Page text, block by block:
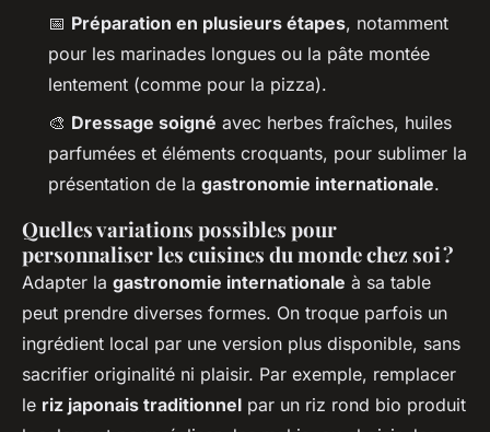
📅 Préparation en plusieurs étapes, notamment
pour les marinades longues ou la pâte montée
lentement (comme pour la pizza).
🎨 Dressage soigné avec herbes fraîches, huiles
parfumées et éléments croquants, pour sublimer la
présentation de la gastronomie internationale.
Quelles variations possibles pour
personnaliser les cuisines du monde chez soi ?
Adapter la gastronomie internationale à sa table
peut prendre diverses formes. On troque parfois un
ingrédient local par une version plus disponible, sans
sacrifier originalité ni plaisir. Par exemple, remplacer
le riz japonais traditionnel par un riz rond bio produit